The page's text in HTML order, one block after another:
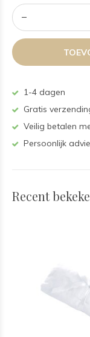
1-4 dagen
Gratis
Veilig betalen
Persoonlijk
Recent